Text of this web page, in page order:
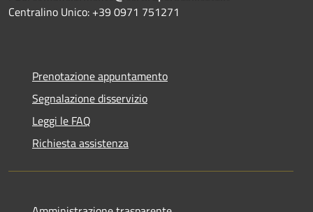
Centralino Unico: +39 0971 751271
Prenotazione appuntamento
Segnalazione disservizio
Leggi le FAQ
Richiesta assistenza